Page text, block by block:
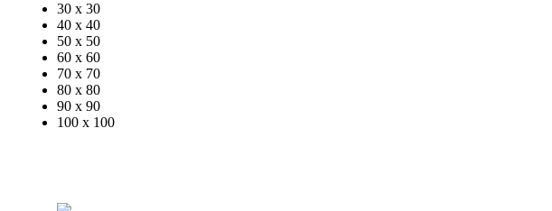
30 x 30
40 x 40
50 x 50
60 x 60
70 x 70
80 x 80
90 x 90
100 x 100